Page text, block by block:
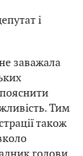
і
заважала
Тим
також